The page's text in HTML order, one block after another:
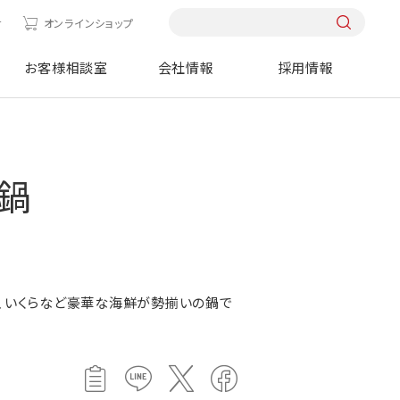
オンラインショップ
お客様相談室 会社情報 採用情報
いくらなど豪華な海鮮が勢揃いの鍋で